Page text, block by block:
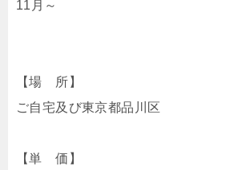
11月～
【場 所】
ご自宅及び東京都品川区
【単 価】